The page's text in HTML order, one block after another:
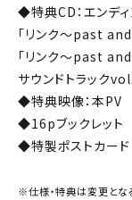
◆特典CD：エンデ
「リンク～past
「リンク～past
サウンドトラック
◆特典映像：本PV
◆16pブックレット
◆特製ポストカード
※仕様・特典は変更とな